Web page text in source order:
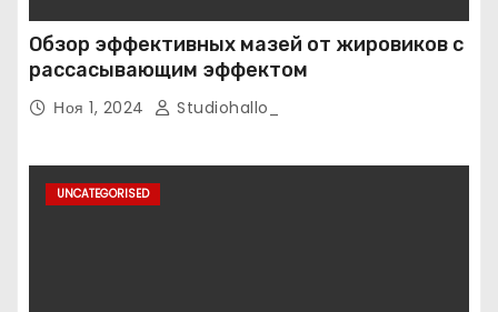
Обзор эффективных мазей от жировиков с
рассасывающим эффектом
Ноя 1, 2024 Studiohallo_
UNCATEGORISED